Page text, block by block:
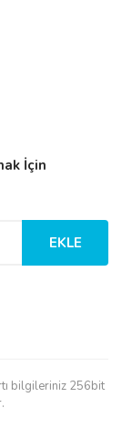
İçin
EKLE
bilgileriniz 256bit